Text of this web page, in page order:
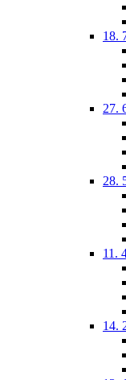
18.
27.
28.
11.
14.